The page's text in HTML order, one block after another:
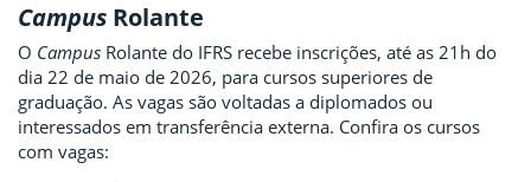
Campus Rolante
O Campus Rolante do IFRS recebe inscrições, até as 21h do
dia 22 de maio de 2026, para cursos superiores de
graduação. As vagas são voltadas a diplomados ou
interessados em transferência externa. Confira os cursos
com vagas: